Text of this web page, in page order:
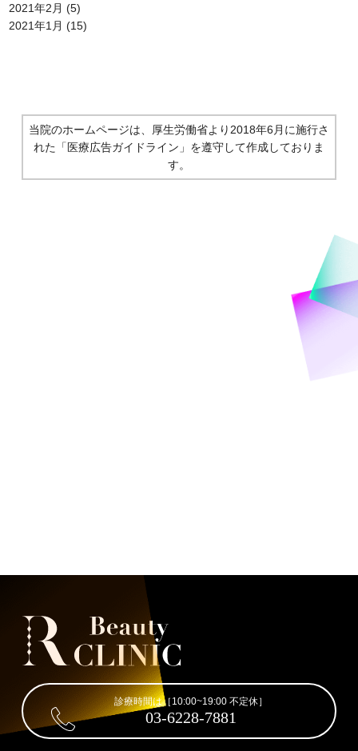
2021年2月 (5)
2021年1月 (15)
当院のホームページは、厚生労働省より2018年6月に施行さ
れた 「医療広告ガイドライン」を遵守して作成しておりま
す。
カウンセリングは無料です。
まずはお気軽にご相談ください。
診療時間 10:00~19:00 不定休
電話番号：03-6228-7881
東京都中央区銀座２丁⽬４−１８ ALBORE GINZA 9F